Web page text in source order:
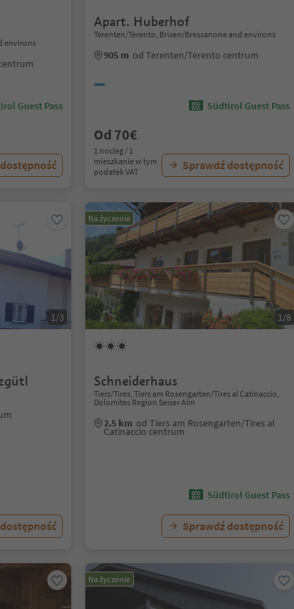
environs
Guest Pass
Apart. Huberhof
Terenten/Terento, Brixen/Bressanone and environs
905 m od Terenten/Terento centrum
Südtirol Guest Pass
Od 70€
1 nocleg / 1
mieszkanie w tym
podatek VAT
Sprawdź dostępność
1/3
Na życzenie
1/8
Schneiderhaus
Tiers/Tires, Tiers am Rosengarten/Tires al Catinaccio,
Dolomites Region Seiser Alm
2.5 km od Tiers am Rosengarten/Tires al
Catinaccio centrum
Südtirol Guest Pass
Sprawdź dostępność
Na życzenie